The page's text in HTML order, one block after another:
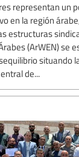
representan un
en la región
estructuras
(ArWEN) se
situando
de...